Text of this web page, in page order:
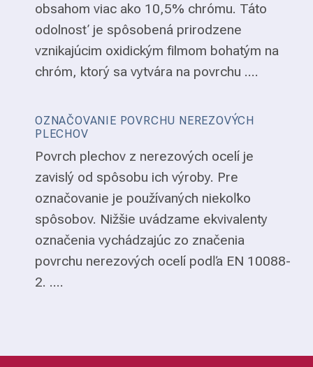
obsahom viac ako 10,5% chrómu. Táto
odolnosť je spôsobená prirodzene
vznikajúcim oxidickým filmom bohatým na
chróm, ktorý sa vytvára na povrchu ....
OZNAČOVANIE POVRCHU NEREZOVÝCH
PLECHOV
Povrch plechov z nerezových ocelí je
zavislý od spôsobu ich výroby. Pre
označovanie je používaných niekoľko
spôsobov. Nižšie uvádzame ekvivalenty
označenia vychádzajúc zo značenia
povrchu nerezových ocelí podľa EN 10088-
2. ....